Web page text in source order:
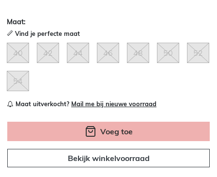
Maat:
Vind je perfecte maat
40 42 44 46 48 50 52
54
Maat uitverkocht? Mail me bij nieuwe voorraad
Voeg toe
Bekijk winkelvoorraad